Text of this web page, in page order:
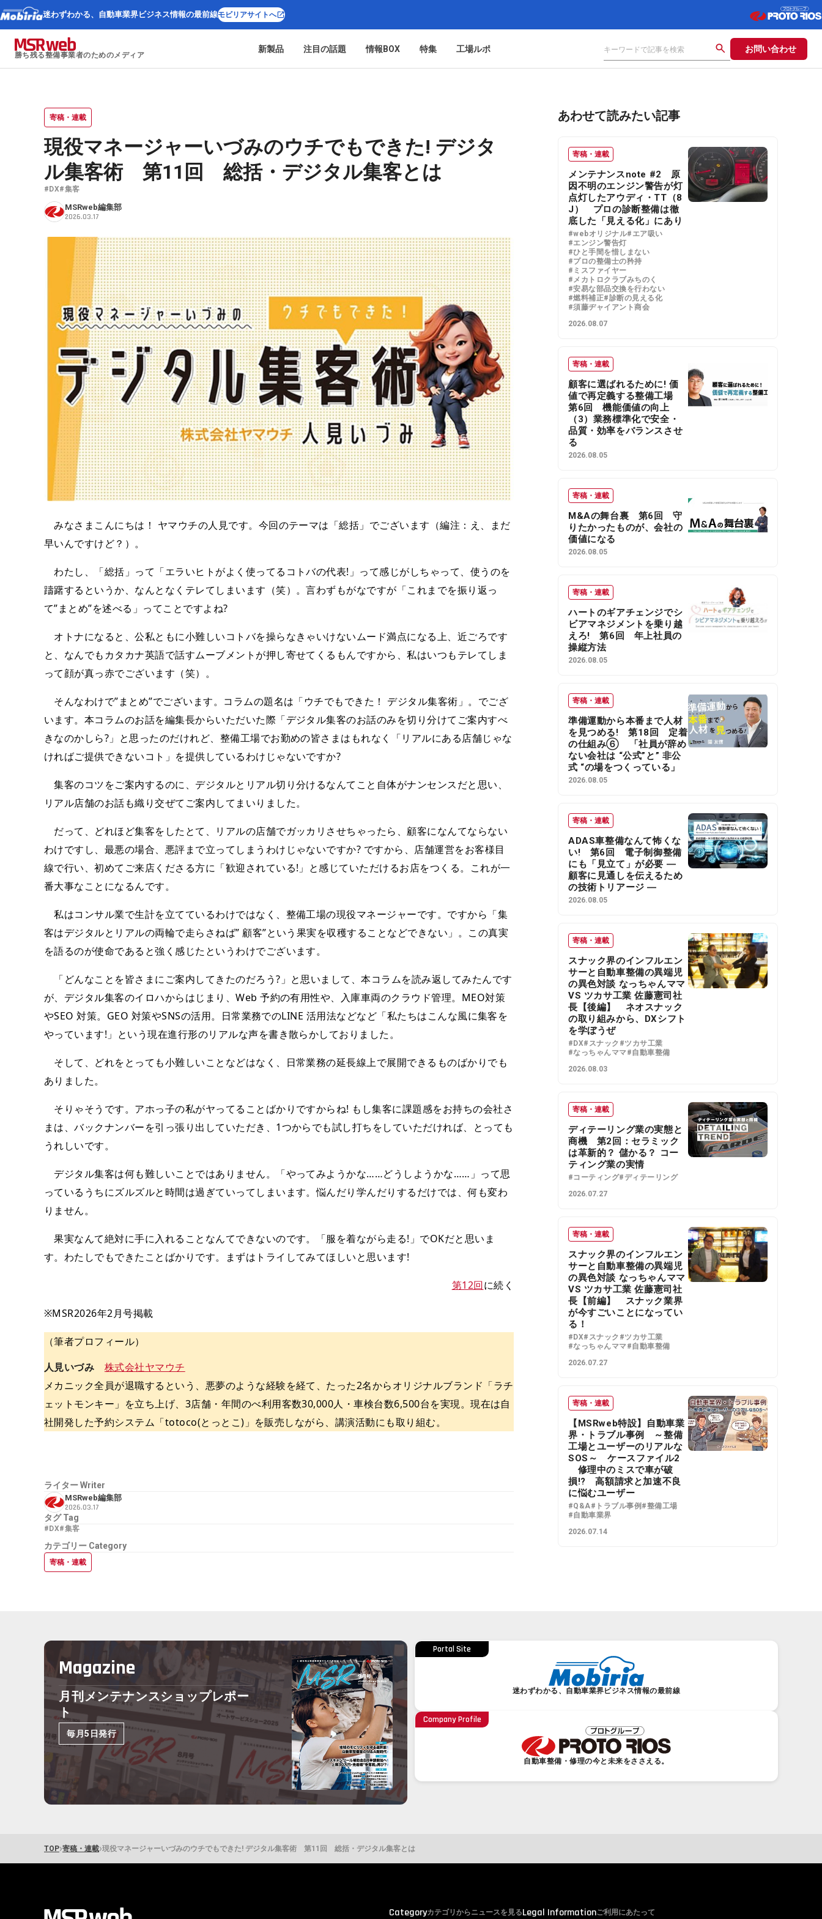
迷わずわかる、 自動車業界ビジネス情報の最前線モビリアサイトへ
勝ち残る整備事業者のためのメディア
新製品 注目の話題 情報BOX 特集 工場ルポ お問い合わせ
寄稿・連載
現役マネージャーいづみのウチでもできた! デジタ
ル集客術 第11回 総括・デジタル集客とは
#DX#集客
MSRweb編集部
2026.03.17
みなさまこんにちは！ ヤマウチの人見です。今回のテーマは「総括」でございます（編注：え、まだ
早いんですけど？）。
わたし、「総括」って「エラいヒトがよく使ってるコトバの代表!」って感じがしちゃって、使うのを
躊躇するというか、なんとなくテレてしまいます（笑）。言わずもがなですが「これまでを振り返っ
て”まとめ”を述べる」ってことですよね?
オトナになると、公私ともに小難しいコトバを操らなきゃいけないムード満点になる上、近ごろです
と、なんでもカタカナ英語で話すムーブメントが押し寄せてくるもんですから、私はいつもテレてしま
って顔が真っ赤でございます（笑）。
そんなわけで”まとめ”でございます。コラムの題名は「ウチでもできた！ デジタル集客術」。でござ
います。本コラムのお話を編集長からいただいた際「デジタル集客のお話のみを切り分けてご案内すべ
きなのかしら?」と思ったのだけれど、整備工場でお勤めの皆さまはもれなく「リアルにある店舗じゃな
ければご提供できないコト」を提供しているわけじゃないですか?
集客のコツをご案内するのに、デジタルとリアル切り分けるなんてこと自体がナンセンスだと思い、
リアル店舗のお話も織り交ぜてご案内してまいりました。
だって、どれほど集客をしたとて、リアルの店舗でガッカリさせちゃったら、顧客になんてならない
わけですし、最悪の場合、悪評まで立ってしまうわけじゃないですか? ですから、店舗運営をお客様目
線で行い、初めてご来店くださる方に「歓迎されている!」と感じていただけるお店をつくる。これが一
番大事なことになるんです。
私はコンサル業で生計を立てているわけではなく、整備工場の現役マネージャーです。ですから「集
客はデジタルとリアルの両輪で走らさねば” 顧客”という果実を収穫することなどできない」。この真実
を語るのが使命であると強く感じたというわけでございます。
「どんなことを皆さまにご案内してきたのだろう?」と思いまして、本コラムを読み返してみたんです
が、デジタル集客のイロハからはじまり、Web 予約の有用性や、入庫車両のクラウド管理。MEO対策
やSEO 対策。GEO 対策やSNSの活用。日常業務でのLINE 活用法などなど「私たちはこんな風に集客を
やっています!」という現在進行形のリアルな声を書き散らかしておりました。
そして、どれをとっても小難しいことなどはなく、日常業務の延長線上で展開できるものばかりでも
ありました。
そりゃそうです。アホっ子の私がヤってることばかりですからね! もし集客に課題感をお持ちの会社さ
まは、バックナンバーを引っ張り出していただき、1つからでも試し打ちをしていただければ、とっても
うれしいです。
デジタル集客は何も難しいことではありません。「やってみようかな……どうしようかな……」って思
っているうちにズルズルと時間は過ぎていってしまいます。悩んだり学んだりするだけでは、何も変わ
りません。
果実なんて絶対に手に入れることなんてできないのです。「服を着ながら走る!」でOKだと思いま
す。わたしでもできたことばかりです。まずはトライしてみてほしいと思います!
第12回に続く
※MSR2026年2月号掲載
（筆者プロフィール）
人見いづみ
株式会社ヤマウチ
メカニック全員が退職するという、悪夢のような経験を経て、たった2名からオリジナルブランド「ラチ
ェットモンキー」を立ち上げ、3店舗・年間のべ利用客数30,000人・車検台数6,500台を実現。現在は自
社開発した予約システム「totoco(とっとこ)」を販売しながら、講演活動にも取り組む。
ライターWriter
MSRweb編集部
2026.03.17
タグTag
#DX#集客
カテゴリー Category
寄稿・連載
あわせて読みたい記事
寄稿・連載
メンテナンスnote #2 原
因不明のエンジン警告が灯
点灯したアウディ・TT（8
J） プロの診断整備は徹
底した「見える化」にあり
#webオリジナル#エア吸い
#エンジン警告灯
#ひと手間を惜しまない
#プロの整備士の矜持
#ミスファイヤー
#メカトロクラブみちのく
#安易な部品交換を行わない
#燃料補正#診断の見える化
#須藤ヂャイアント商会
2026.08.07
寄稿・連載
顧客に選ばれるために! 価
値で再定義する整備工場
第6回 機能価値の向上
（3）業務標準化で安全・
品質・効率をバランスさせ
る
2026.08.05
寄稿・連載
M&Aの舞台裏 第6回 守
りたかったものが、会社の
価値になる
2026.08.05
寄稿・連載
ハートのギアチェンジでシ
ビアマネジメントを乗り越
えろ! 第6回 年上社員の
操縦方法
2026.08.05
寄稿・連載
準備運動から本番まで人材
を見つめる! 第18回 定着
の仕組み⑥ 「社員が辞め
ない会社は “公式”と” 非公
式 “の場をつくっている」
2026.08.05
寄稿・連載
ADAS車整備なんて怖くな
い! 第6回 電子制御整備
にも「見立て」が必要 ―
顧客に見通しを伝えるため
の技術トリアージ ―
2026.08.05
寄稿・連載
スナック界のインフルエン
サーと自動車整備の異端児
の異色対談 なっちゃんママ
VS ツカサ工業 佐藤憲司社
長【後編】 ネオスナック
の取り組みから、DXシフト
を学ぼうぜ
#DX#スナック #ツカサ工業
#なっちゃんママ#自動車整備
2026.08.03
寄稿・連載
ディテーリング業の実態と
商機 第2回：セラミック
は革新的？ 儲かる？ コー
ティング業の実情
#コーティング#ディテーリング
2026.07.27
寄稿・連載
スナック界のインフルエン
サーと自動車整備の異端児
の異色対談 なっちゃんママ
VS ツカサ工業 佐藤憲司社
長【前編】 スナック業界
が今すごいことになってい
る！
#DX#スナック #ツカサ工業
#なっちゃんママ#自動車整備
2026.07.27
寄稿・連載
【MSRweb特設】自動車業
界・トラブル事例 ～整備
工場とユーザーのリアルな
SOS～ ケースファイル2
修理中のミスで車が破
損!? 高額請求と加速不良
に悩むユーザー
#Q&A#トラブル事例 #整備工場
#自動車業界
2026.07.14
Magazine
月刊メンテナンスショップレポー
ト
毎月5日発行
Portal Site
迷わずわかる、自動車業界ビジネス情報の最前線
Company Profile
自動車整備・修理の今と未来をささえる。
TOP›寄稿・連載›現役マネージャーいづみのウチでもできた! デジタル集客術 第11回 総括・デジタル集客とは
Categoryカテゴリからニュースを見るLegal Informationご利用にあたって